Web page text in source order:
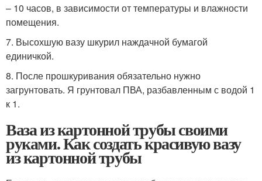
– 10 часов, в зависимости от температуры и влажности
помещения.
7. Высохшую вазу шкурил наждачной бумагой
единичкой.
8. После прошкуривания обязательно нужно
загрунтовать. Я грунтовал ПВА, разбавленным с водой 1
к 1.
Ваза из картонной трубы своими
руками. Как создать красивую вазу
из картонной трубы